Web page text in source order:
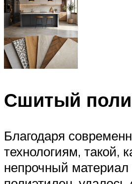
Сшитый
Благодаря
технологиям, такой,
непрочный материал